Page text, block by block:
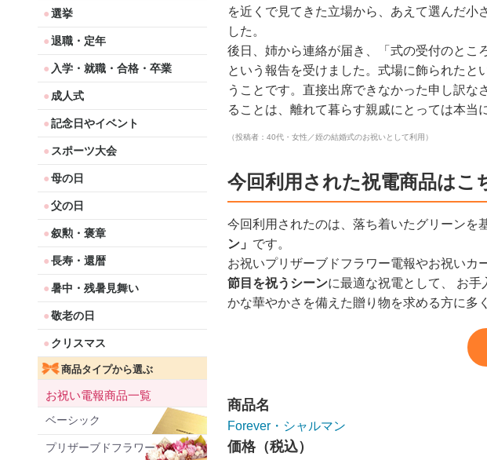
選挙
退職・定年
入学・就職・合格・卒業
成人式
記念日やイベント
スポーツ大会
母の日
父の日
叙勲・褒章
長寿・還暦
暑中・残暑見舞い
敬老の日
クリスマス
商品タイプから選ぶ
お祝い電報商品一覧
ベーシック
プリザーブドフラワー
を近くで見てきた立場から、あえて選んだ小
した。
後日、姉から連絡が届き、「式の受付のとこ
という報告を受けました。式場に飾られた
うことです。直接出席できなかった申し訳
ることは、離れて暮らす親戚にとっては本当
（投稿者：40代・女性／姪の結婚式のお祝いとして利用）
今回利用された祝電商品はこ
今回利用されたのは、落ち着いたグリーンを
ン」 です。
お祝いプリザーブドフラワー電報やお祝いカ
節目を祝うシーンに最適な祝電として、 お
かな華やかさを備えた贈り物を求める方に多
商品名
Forever・シャルマン
価格（税込）